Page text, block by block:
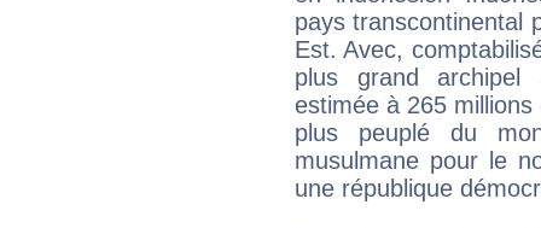
pays transcontinental
Est. Avec,
plus grand archipel
estimée à 265
plus peuplé du
musulmane pour le
une république